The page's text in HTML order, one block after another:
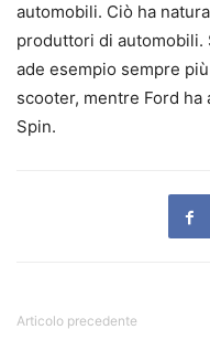
automobili. Ciò ha
produttori di automobili.
ade esempio sempre
scooter, mentre Ford
Spin.
Articolo precedente